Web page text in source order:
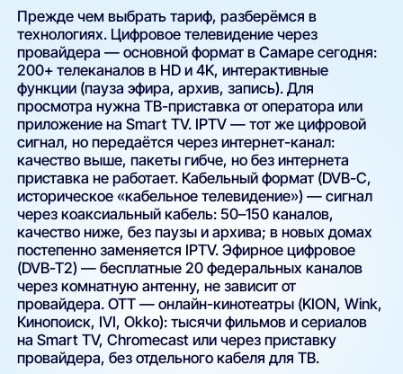
Прежде чем выбрать тариф, разберёмся в
технологиях. Цифровое телевидение через
провайдера — основной формат в Самаре сегодня:
200+ телеканалов в HD и 4K, интерактивные
функции (пауза эфира, архив, запись). Для
просмотра нужна ТВ-приставка от оператора или
приложение на Smart TV. IPTV — тот же цифровой
сигнал, но передаётся через интернет-канал:
качество выше, пакеты гибче, но без интернета
приставка не работает. Кабельный формат (DVB-C,
историческое «кабельное телевидение») — сигнал
через коаксиальный кабель: 50–150 каналов,
качество ниже, без паузы и архива; в новых домах
постепенно заменяется IPTV. Эфирное цифровое
(DVB-T2) — бесплатные 20 федеральных каналов
через комнатную антенну, не зависит от
провайдера. OTT — онлайн-кинотеатры (KION, Wink,
Кинопоиск, IVI, Okko): тысячи фильмов и сериалов
на Smart TV, Chromecast или через приставку
провайдера, без отдельного кабеля для ТВ.